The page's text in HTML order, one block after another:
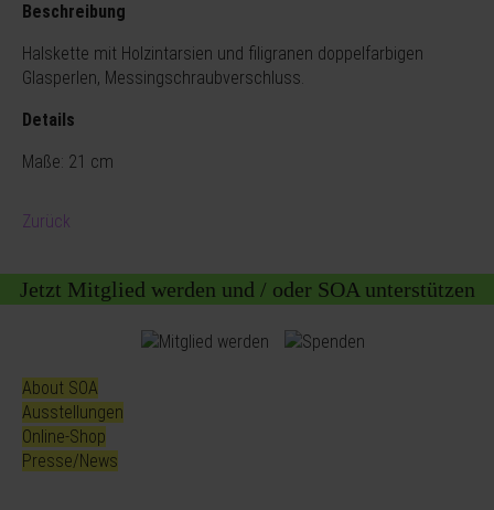
Beschreibung
Halskette mit Holzintarsien und filigranen doppelfarbigen
Glasperlen, Messingschraubverschluss.
Details
Maße: 21 cm
Zurück
Jetzt Mitglied werden und / oder SOA unterstützen
About SOA
Ausstellungen
Online-Shop
Presse/News